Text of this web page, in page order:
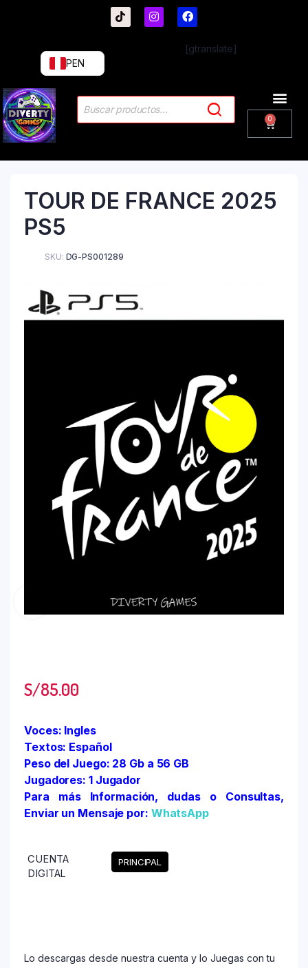
[gtranslate]
PEN
TOUR DE FRANCE 2025
PS5
SKU: DG-PS001289
S/85.00
Voces: Ingles
Textos: Español
Peso del Juego: 28 Gb a 56 GB
Jugadores: 1 Jugador
Para más Información, dudas o Consultas,
Enviar un Mensaje por: WhatsApp
CUENTA
DIGITAL
PRINCIPAL
Lo descargas desde nuestra cuenta y lo Juegas con tu